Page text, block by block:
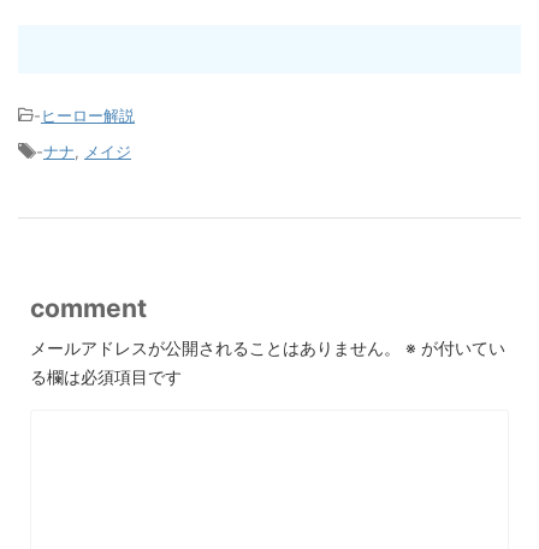
-ヒーロー解説
-ナナ メイジ
comment
メールアドレスが公開されることはありません。 ※ が付いてい
る欄は必須項目です